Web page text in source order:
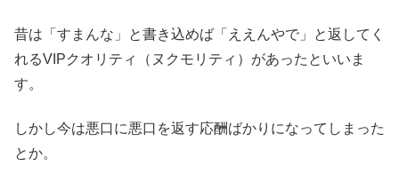
昔は「すまんな」と書き込めば「ええんやで」と返してく
れるVIPクオリティ（ヌクモリティ）があったといいま
す。
しかし今は悪口に悪口を返す応酬ばかりになってしまった
とか。